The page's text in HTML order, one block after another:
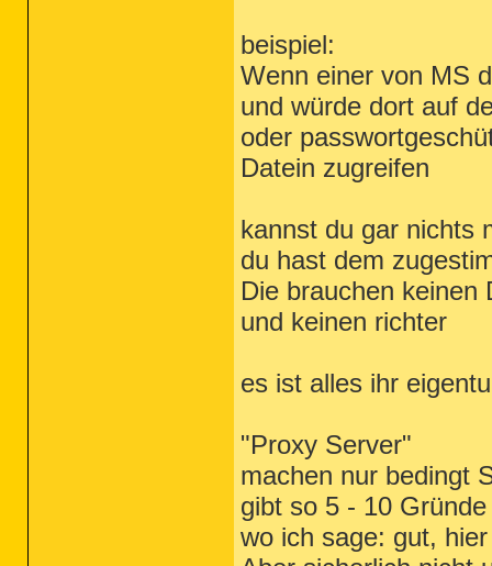
beispiel:
Wenn einer von MS
und würde dort auf
oder
Datein zugreifen
kannst du gar nichts
du hast dem
Die brauchen keinen
und keinen richter
es ist alles ihr
"Proxy Server"
machen nur bedingt
gibt so 5 - 10 Gründe
wo ich sage: gut,